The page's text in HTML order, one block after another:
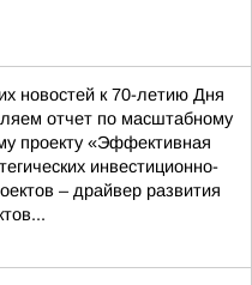
новостей к 70-летию Дня
отчет по масштабному
проекту «Эффективная
инвестиционно-
– драйвер развития